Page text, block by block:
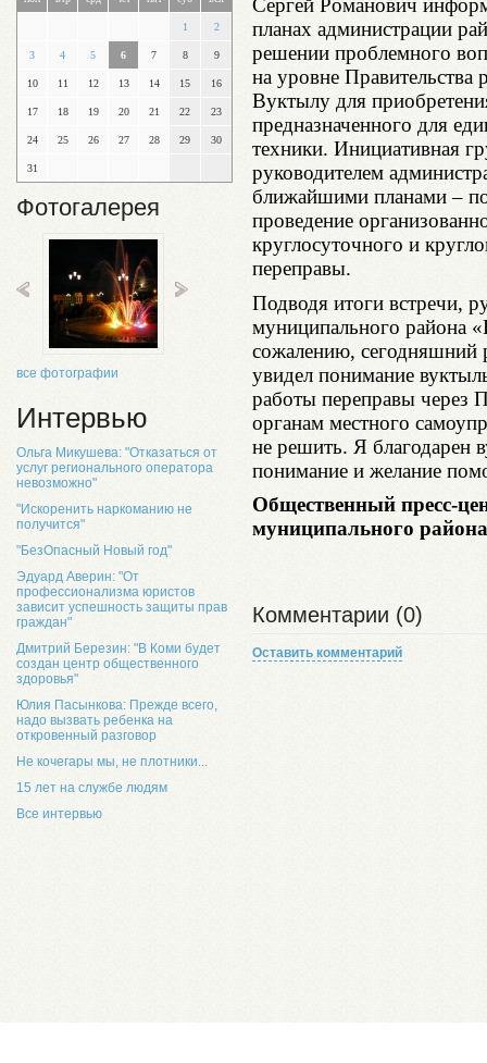
1 2
3 4 5 6 7 8 9
10 11 12 13 14 15 16
17 18 19 20 21 22 23
24 25 26 27 28 29 30
31
Фотогалерея
все фотографии
Интервью
Ольга Микушева: "Отказаться от
услуг регионального оператора
невозможно"
"Искоренить наркоманию не
получится"
"БезОпасный Новый год"
Эдуард Аверин: "От
профессионализма юристов
зависит успешность защиты прав
граждан"
Дмитрий Березин: "В Коми будет
создан центр общественного
здоровья"
Юлия Пасынкова: Прежде всего,
надо вызвать ребенка на
откровенный разговор
Не кочегары мы, не плотники...
15 лет на службе людям
Все интервью
Сергей Романович
планах администрации
решении проблемного
на уровне
Вуктылу для
предназначенного для
техники. Инициативная
руководителем
ближайшими планами –
проведение
круглосуточного и
переправы.
Подводя итоги встречи,
муниципального района
сожалению, сегодняшний
увидел понимание
работы переправы через
органам местного
не решить. Я благодарен
понимание и желание
Общественный пресс-
муниципального
Комментарии (0)
Оставить комментарий